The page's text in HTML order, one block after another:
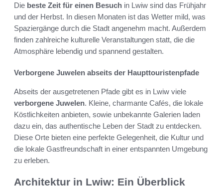
Die beste Zeit für einen Besuch in Lwiw sind das Frühjahr
und der Herbst. In diesen Monaten ist das Wetter mild, was
Spaziergänge durch die Stadt angenehm macht. Außerdem
finden zahlreiche kulturelle Veranstaltungen statt, die die
Atmosphäre lebendig und spannend gestalten.
Verborgene Juwelen abseits der Haupttouristenpfade
Abseits der ausgetretenen Pfade gibt es in Lwiw viele
verborgene Juwelen. Kleine, charmante Cafés, die lokale
Köstlichkeiten anbieten, sowie unbekannte Galerien laden
dazu ein, das authentische Leben der Stadt zu entdecken.
Diese Orte bieten eine perfekte Gelegenheit, die Kultur und
die lokale Gastfreundschaft in einer entspannten Umgebung
zu erleben.
Architektur in Lwiw: Ein Überblick